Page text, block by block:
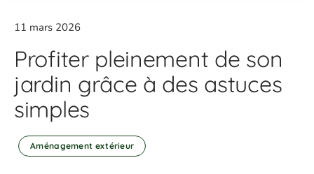
11 mars 2026
Profiter pleinement de son
jardin grâce à des astuces
simples
Aménagement extérieur